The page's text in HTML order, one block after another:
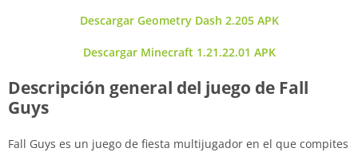
Descargar Geometry Dash 2.205 APK
Descargar Minecraft 1.21.22.01 APK
Descripción general del juego de Fall
Guys
Fall Guys es un juego de fiesta multijugador en el que compites